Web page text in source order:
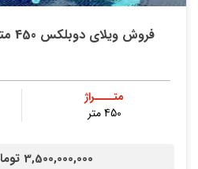
فروش ویلای دوبلکس 450 متری استخر دار در شمال
متــــراژ
450 متر
3,500,000,000 تومان /